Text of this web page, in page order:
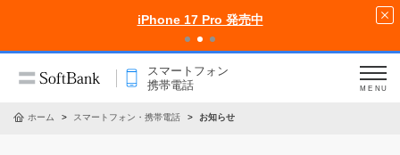
iPhone 17 Pro 発売中
スマートフォン
携帯電話
MENU
ホーム スマートフォン・携帯電話 お知らせ